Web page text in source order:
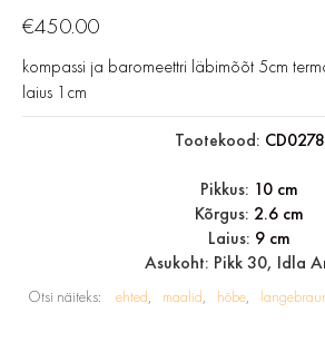
€450.00
kompassi ja baromeettri läbimõõt 5cm
laius 1cm
Tootekood: CD0278
Pikkus: 10 cm
Kõrgus: 2.6 cm
Laius: 9 cm
Asukoht: Pikk 30, Idla
Otsi näiteks: ehted maalid hõbe